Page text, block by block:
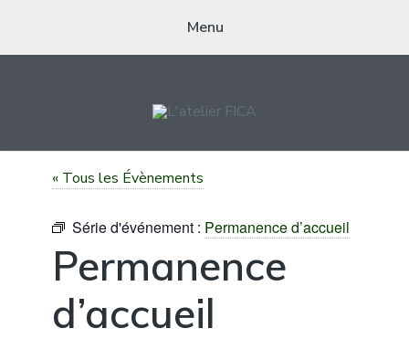
Menu
Meximieux
« Tous les Évènements
Série d'événement : Permanence d’accueil
Permanence
d’accueil